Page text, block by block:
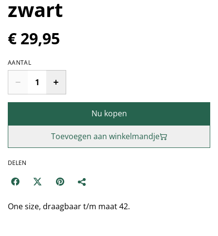
zwart
€ 29,95
AANTAL
Nu kopen
Toevoegen aan winkelmandje
DELEN
One size, draagbaar t/m maat 42.